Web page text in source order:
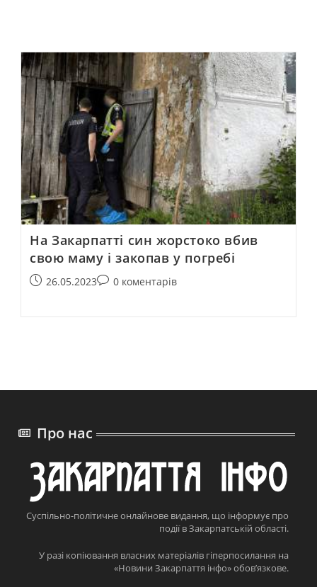
На Закарпатті син жорстоко вбив
свою маму і закопав у погребі
26.05.2023 0 коментарів
Про нас
Суспільно-політичне онлайнове видання, що інформує про
події в Закарпатській області.
У разі копіювання власних матеріалів гіперпосилання на
«Новини Закарпаття інфо» обов’язкове.